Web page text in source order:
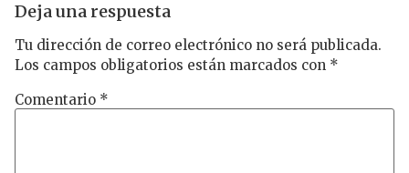
Deja una respuesta
Tu dirección de correo electrónico no será publicada.
Los campos obligatorios están marcados con *
Comentario *